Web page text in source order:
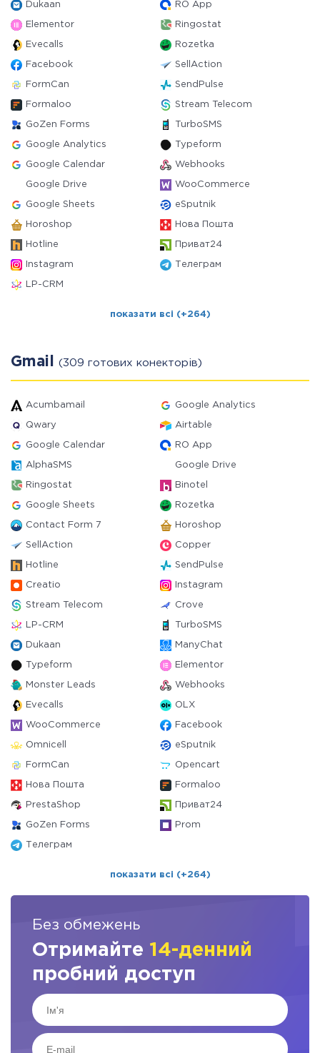
Dukaan RO App
Elementor Ringostat
Evecalls Rozetka
Facebook SellAction
FormCan SendPulse
Formaloo Stream Telecom
GoZen Forms TurboSMS
Google Analytics Typeform
Google Calendar Webhooks
Google Drive WooCommerce
Google Sheets eSputnik
Horoshop Нова Пошта
Hotline Приват24
Instagram Телеграм
LP-CRM
показати всі (+264)
Gmail (309 готових конекторів)
Acumbamail Google Analytics
Qwary Airtable
Google Calendar RO App
AlphaSMS Google Drive
Ringostat Binotel
Google Sheets Rozetka
Contact Form 7 Horoshop
SellAction Copper
Hotline SendPulse
Creatio Instagram
Stream Telecom Crove
LP-CRM TurboSMS
Dukaan ManyChat
Typeform Elementor
Monster Leads Webhooks
Evecalls OLX
WooCommerce Facebook
Omnicell eSputnik
FormCan Opencart
Нова Пошта Formaloo
PrestaShop Приват24
GoZen Forms Prom
Телеграм
показати всі (+264)
Без обмежень
Отримайте 14-денний
пробний доступ